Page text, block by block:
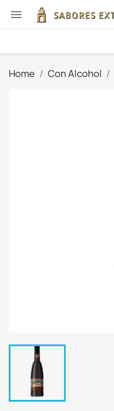

Home Con Alcohol